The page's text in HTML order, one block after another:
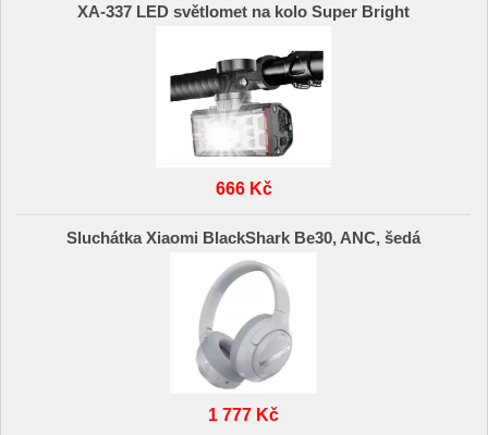
XA-337 LED světlomet na kolo Super Bright
666 Kč
Sluchátka Xiaomi BlackShark Be30, ANC, šedá
1 777 Kč